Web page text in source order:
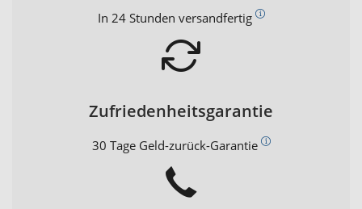
In 24 Stunden versandfertig
Zufriedenheitsgarantie
30 Tage Geld-zurück-Garantie